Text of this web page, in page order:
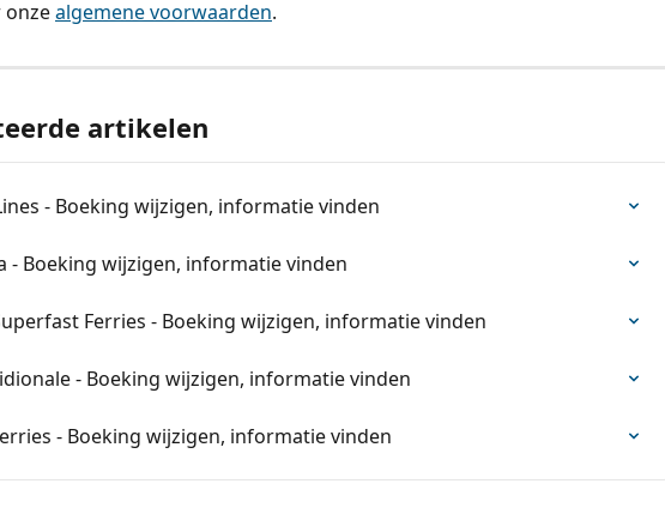
onze algemene voorwaarden.
artikelen
- Boeking wijzigen, informatie vinden
- Boeking wijzigen, informatie vinden
Ferries - Boeking wijzigen, informatie vinden
- Boeking wijzigen, informatie vinden
- Boeking wijzigen, informatie vinden